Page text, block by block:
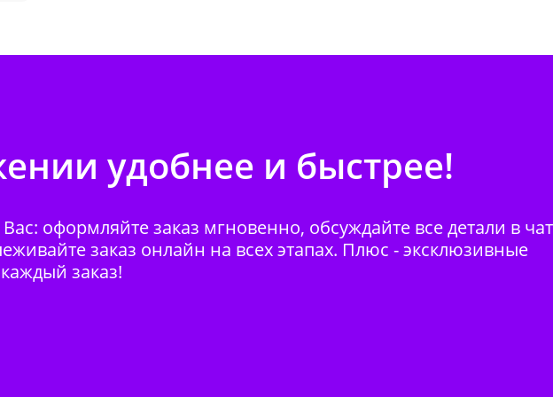
удобнее и быстрее!
оформляйте заказ мгновенно, обсуждайте все детали в
заказ онлайн на всех этапах. Плюс - эксклюзивные
заказ!